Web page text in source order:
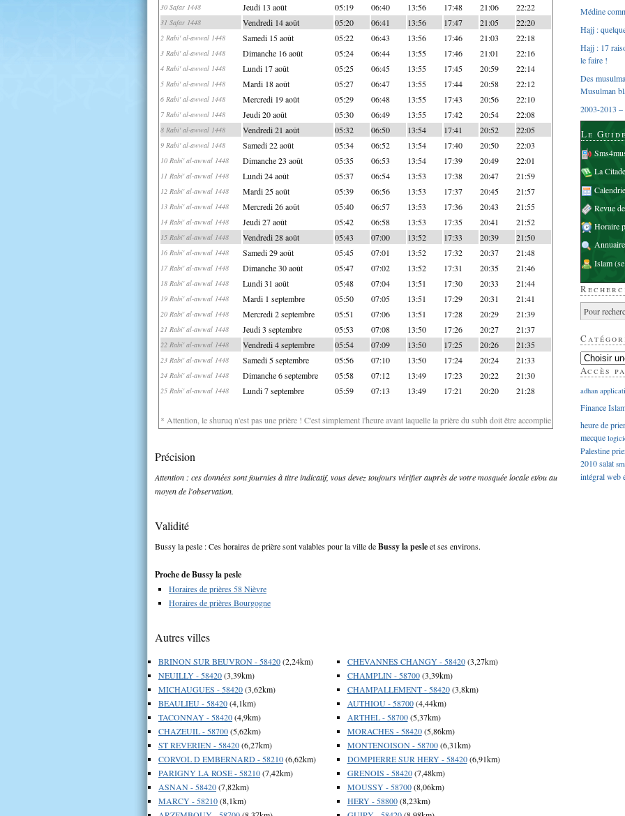
30 Safar 1448 Jeudi 13 août 05:19 06:40 13:56 17:48 21:06 22:22
31 Safar 1448 Vendredi 14 août 05:20 06:41 13:56 17:47 21:05 22:20
2 Rabi' al-awwal 1448 Samedi 15 août 05:22 06:43 13:56 17:46 21:03 22:18
3 Rabi' al-awwal 1448 Dimanche 16 août 05:24 06:44 13:55 17:46 21:01 22:16
4 Rabi' al-awwal 1448 Lundi 17 août 05:25 06:45 13:55 17:45 20:59 22:14
5 Rabi' al-awwal 1448 Mardi 18 août 05:27 06:47 13:55 17:44 20:58 22:12
6 Rabi' al-awwal 1448 Mercredi 19 août 05:29 06:48 13:55 17:43 20:56 22:10
7 Rabi' al-awwal 1448 Jeudi 20 août 05:30 06:49 13:55 17:42 20:54 22:08
8 Rabi' al-awwal 1448 Vendredi 21 août 05:32 06:50 13:54 17:41 20:52 22:05
9 Rabi' al-awwal 1448 Samedi 22 août 05:34 06:52 13:54 17:40 20:50 22:03
10 Rabi' al-awwal 1448 Dimanche 23 août 05:35 06:53 13:54 17:39 20:49 22:01
11 Rabi' al-awwal 1448 Lundi 24 août 05:37 06:54 13:53 17:38 20:47 21:59
12 Rabi' al-awwal 1448 Mardi 25 août 05:39 06:56 13:53 17:37 20:45 21:57
13 Rabi' al-awwal 1448 Mercredi 26 août 05:40 06:57 13:53 17:36 20:43 21:55
14 Rabi' al-awwal 1448 Jeudi 27 août 05:42 06:58 13:53 17:35 20:41 21:52
15 Rabi' al-awwal 1448 Vendredi 28 août 05:43 07:00 13:52 17:33 20:39 21:50
16 Rabi' al-awwal 1448 Samedi 29 août 05:45 07:01 13:52 17:32 20:37 21:48
17 Rabi' al-awwal 1448 Dimanche 30 août 05:47 07:02 13:52 17:31 20:35 21:46
18 Rabi' al-awwal 1448 Lundi 31 août 05:48 07:04 13:51 17:30 20:33 21:44
19 Rabi' al-awwal 1448 Mardi 1 septembre 05:50 07:05 13:51 17:29 20:31 21:41
20 Rabi' al-awwal 1448 Mercredi 2 septembre 05:51 07:06 13:51 17:28 20:29 21:39
21 Rabi' al-awwal 1448 Jeudi 3 septembre 05:53 07:08 13:50 17:26 20:27 21:37
22 Rabi' al-awwal 1448 Vendredi 4 septembre 05:54 07:09 13:50 17:25 20:26 21:35
23 Rabi' al-awwal 1448 Samedi 5 septembre 05:56 07:10 13:50 17:24 20:24 21:33
24 Rabi' al-awwal 1448 Dimanche 6 septembre 05:58 07:12 13:49 17:23 20:22 21:30
25 Rabi' al-awwal 1448 Lundi 7 septembre 05:59 07:13 13:49 17:21 20:20 21:28
* Attention, le shuruq n'est pas une prière ! C'est simplement l'heure avant laquelle la prière du subh doit être accomplie
Précision
Attention : ces données sont fournies à titre indicatif, vous devez toujours vérifier auprès de votre mosquée locale et/ou au
moyen de l'observation.
Validité
Bussy la pesle : Ces horaires de prière sont valables pour la ville deBussy la pesleet ses environs.
Proche de Bussy la pesle
Horaires de prières 58 Nièvre
Horaires de prières Bourgogne
Autres villes
BRINON SUR BEUVRON - 58420(2,24km)
NEUILLY - 58420(3,39km)
MICHAUGUES - 58420(3,62km)
BEAULIEU - 58420(4,1km)
TACONNAY - 58420(4,9km)
CHAZEUIL - 58700(5,62km)
ST REVERIEN - 58420(6,27km)
CORVOL D EMBERNARD - 58210(6,62km)
PARIGNY LA ROSE - 58210(7,42km)
ASNAN - 58420(7,82km)
MARCY - 58210(8,1km)
CHEVANNES CHANGY - 58420(3,27km)
CHAMPLIN - 58700(3,39km)
CHAMPALLEMENT - 58420(3,8km)
AUTHIOU - 58700(4,44km)
ARTHEL - 58700(5,37km)
MORACHES - 58420(5,86km)
MONTENOISON - 58700(6,31km)
DOMPIERRE SUR HERY - 58420(6,91km)
GRENOIS - 58420(7,48km)
MOUSSY - 58700(8,06km)
HERY - 58800(8,23km)
Médine
Hajj :
Hajj : 17
le faire !
Des
Musulman
2003-2013 –
Le
La
Revue
Horaire
Islam
Accès
adhan
Finance
heure de
mecque
Palestine
2010salat
intégralweb